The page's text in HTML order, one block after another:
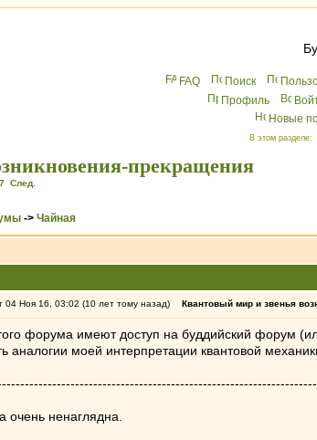
FAQ Поиск
Профиль
Новые
В этом разделе:
прекращения
След.
-> Чайная
04 Ноя 16, 03:02 (10 лет тому назад) Квантовый мир и звенья
форума имеют доступ на буддийский форум
аналогии моей интерпретации квантовой
очень ненаглядна.